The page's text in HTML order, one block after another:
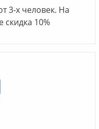
3-х человек. На
скидка 10%